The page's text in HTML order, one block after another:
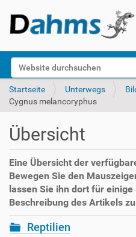
Website durchsuchen
k
Startseite Unterwegs
Cygnus melancoryphus
Übersicht
Eine Übersicht der
Bewegen Sie den
lassen Sie ihn dort für
Beschreibung des Artikels
Reptilien